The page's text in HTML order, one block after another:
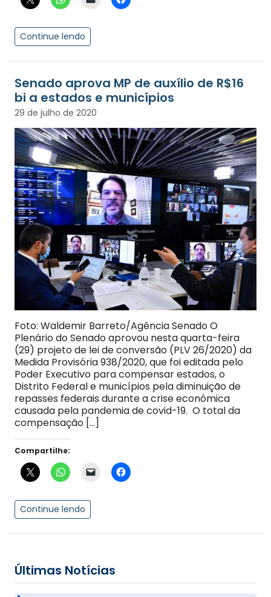
Continue lendo
Senado aprova MP de auxílio de R$16
bi a estados e municípios
29 de julho de 2020
Foto: Waldemir Barreto/Agência Senado O
Plenário do Senado aprovou nesta quarta-feira
(29) projeto de lei de conversão (PLV 26/2020) da
Medida Provisória 938/2020, que foi editada pelo
Poder Executivo para compensar estados, o
Distrito Federal e municípios pela diminuição de
repasses federais durante a crise econômica
causada pela pandemia de covid-19. O total da
compensação […]
Compartilhe:
Continue lendo
Últimas Notícias